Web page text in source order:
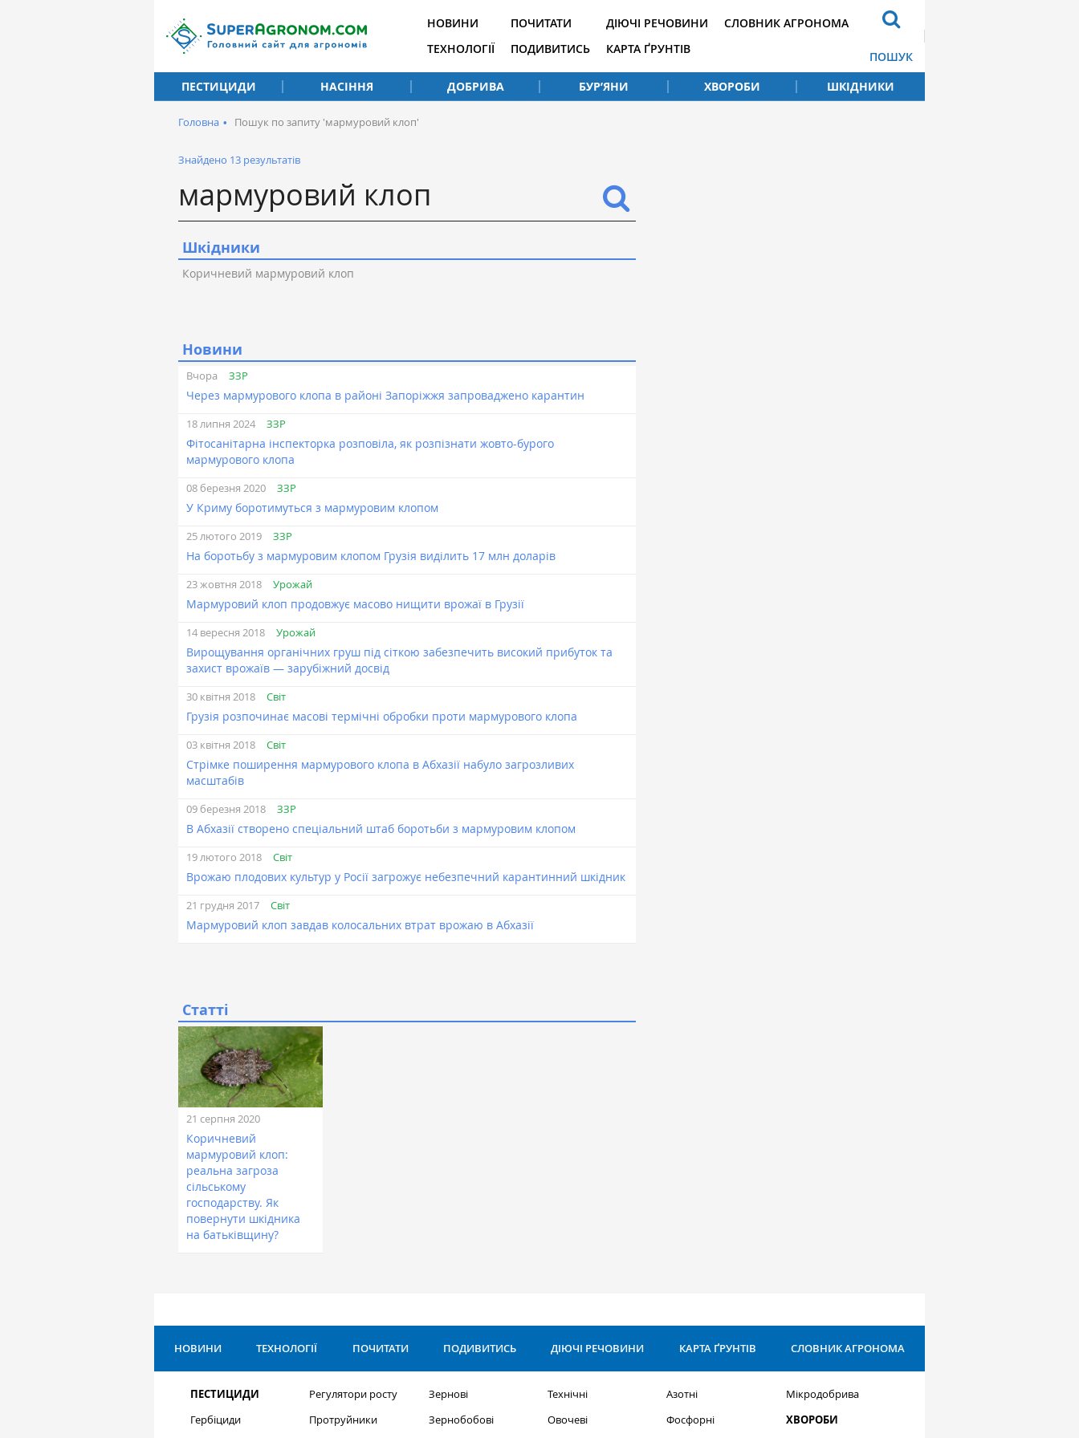
НОВИНИ
ТЕХНОЛОГІЇ
ПОЧИТАТИ
ПОДИВИТИСЬ
ДІЮЧІ РЕЧОВИНИ
КАРТА ҐРУНТІВ
СЛОВНИК АГРОНОМА
ПОШУК
ПЕСТИЦИДИ
НАСІННЯ ДОБРИВА БУР’ЯНИ ХВОРОБИ ШКІДНИКИ
Головна • Пошук по запиту 'мармуровий клоп'
Знайдено 13 результатів
Шкідники
Коричневий мармуровий клоп
Новини
Вчора ЗЗР
Через мармурового клопа в районі Запоріжжя запроваджено карантин
18 липня 2024 ЗЗР
Фітосанітарна інспекторка розповіла, як розпізнати жовто-бурого
мармурового клопа
08 березня 2020 ЗЗР
У Криму боротимуться з мармуровим клопом
25 лютого 2019 ЗЗР
На боротьбу з мармуровим клопом Грузія виділить 17 млн доларів
23 жовтня 2018 Урожай
Мармуровий клоп продовжує масово нищити врожаї в Грузії
14 вересня 2018 Урожай
Вирощування органічних груш під сіткою забезпечить високий прибуток та
захист врожаїв — зарубіжний досвід
30 квітня 2018 Світ
Грузія розпочинає масові термічні обробки проти мармурового клопа
03 квітня 2018 Світ
Стрімке поширення мармурового клопа в Абхазії набуло загрозливих
масштабів
09 березня 2018 ЗЗР
В Абхазії створено спеціальний штаб боротьби з мармуровим клопом
19 лютого 2018 Світ
Врожаю плодових культур у Росії загрожує небезпечний карантинний шкідник
21 грудня 2017 Світ
Мармуровий клоп завдав колосальних втрат врожаю в Абхазії
Статті
21 серпня 2020
Коричневий
мармуровий клоп:
реальна загроза
сільському
господарству. Як
повернути шкідника
на батьківщину?
НОВИНИ ТЕХНОЛОГІЇ ПОЧИТАТИ ПОДИВИТИСЬ ДІЮЧІ РЕЧОВИНИ КАРТА ҐРУНТІВ СЛОВНИК АГРОНОМА
ПЕСТИЦИДИ
Гербіциди
Регулятори росту
Протруйники
Зернові
Зернобобові
Технічні
Овочеві
Азотні
Фосфорні
Мікродобрива
ХВОРОБИ